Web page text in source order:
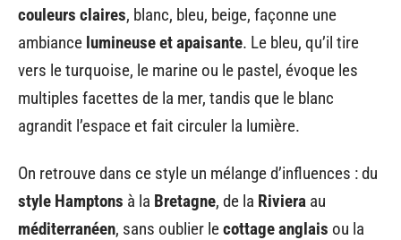
couleurs claires, blanc, bleu, beige, façonne une
ambiance lumineuse et apaisante. Le bleu, qu’il tire
vers le turquoise, le marine ou le pastel, évoque les
multiples facettes de la mer, tandis que le blanc
agrandit l’espace et fait circuler la lumière.
On retrouve dans ce style un mélange d’influences : du
style Hamptons à la Bretagne, de la Riviera au
méditerranéen, sans oublier lecottage anglais ou la